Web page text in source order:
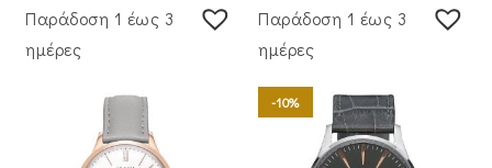
Παράδoση 1 έως 3
ημέρες
Παράδoση 1 έως 3
ημέρες
-10%